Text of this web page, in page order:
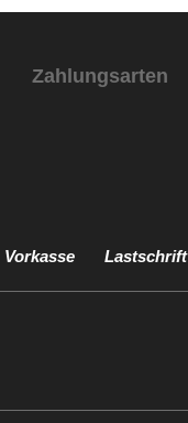
Zahlungsarten
Vorkasse Lastschrift